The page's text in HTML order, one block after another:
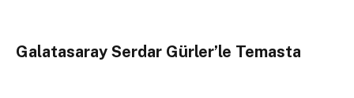
Galatasaray Serdar Gürler’le Temasta